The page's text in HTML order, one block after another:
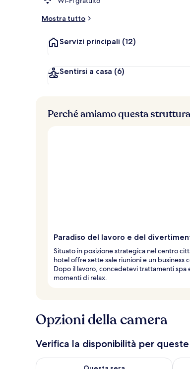
z
g
i
a
t
Mostra tutto
Servizi principali (12)
Sentirsi a casa (6)
Perché amiamo questa struttura
Paradiso del lavoro e del
Situato in posizione strategica nel centro
hotel offre sette sale riunioni e un business
Dopo il lavoro, concedetevi trattamenti spa
momenti di relax.
Opzioni della camera
Verifica la disponibilità per
Verifica la disponibilità per questa sera, ago